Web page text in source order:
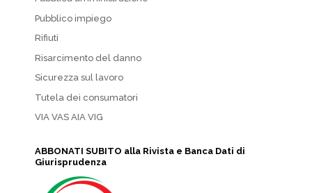
Pubblico impiego
Rifiuti
Risarcimento del danno
Sicurezza sul lavoro
Tutela dei consumatori
VIA VAS AIA VIG
ABBONATI SUBITO alla Rivista e Banca Dati di
Giurisprudenza